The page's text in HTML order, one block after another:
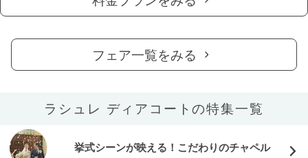
フェア一覧をみる
ラシュレ ディアコートの特集一覧
挙式シーンが映える！こだわりのチャペル